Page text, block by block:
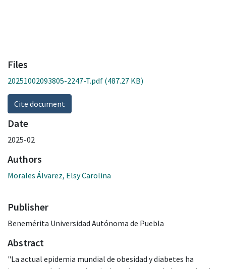
Files
20251002093805-2247-T.pdf (487.27 KB)
Cite document
Date
2025-02
Authors
Morales Álvarez, Elsy Carolina
Publisher
Benemérita Universidad Autónoma de Puebla
Abstract
"La actual epidemia mundial de obesidad y diabetes ha